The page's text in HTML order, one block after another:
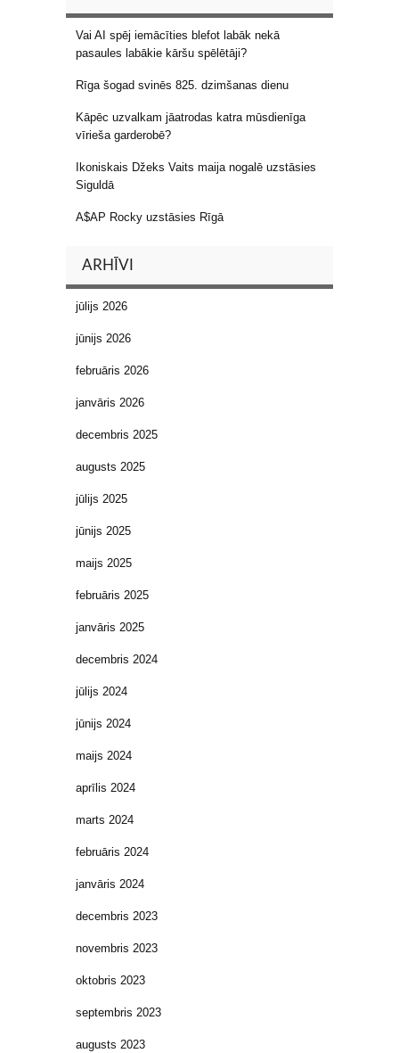
Vai AI spēj iemācīties blefot labāk nekā
pasaules labākie kāršu spēlētāji?
Rīga šogad svinēs 825. dzimšanas dienu
Kāpēc uzvalkam jāatrodas katra mūsdienīga
vīrieša garderobē?
Ikoniskais Džeks Vaits maija nogalē uzstāsies
Siguldā
A$AP Rocky uzstāsies Rīgā
ARHĪVI
jūlijs 2026
jūnijs 2026
februāris 2026
janvāris 2026
decembris 2025
augusts 2025
jūlijs 2025
jūnijs 2025
maijs 2025
februāris 2025
janvāris 2025
decembris 2024
jūlijs 2024
jūnijs 2024
maijs 2024
aprīlis 2024
marts 2024
februāris 2024
janvāris 2024
decembris 2023
novembris 2023
oktobris 2023
septembris 2023
augusts 2023